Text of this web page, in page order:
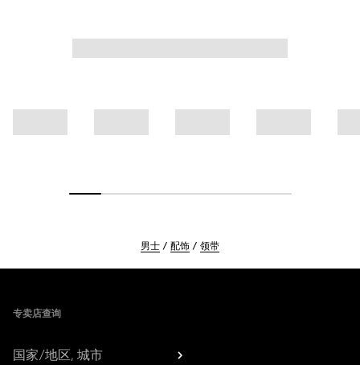
男士 配饰 领带
专卖店查询
国家/地区, 城市